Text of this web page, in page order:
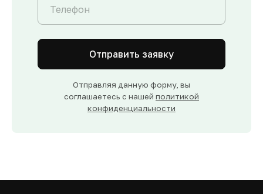
Отправить заявку
Отправляя данную форму, вы
соглашаетесь с нашей политикой
конфиденциальности